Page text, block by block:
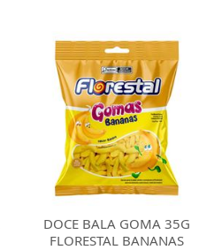
DOCE BALA GOMA 35G
FLORESTAL BANANAS